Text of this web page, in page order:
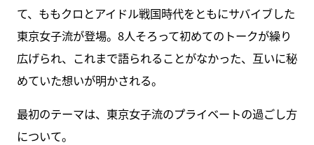
て、ももクロとアイドル戦国時代をともにサバイブした
東京女子流が登場。8人そろって初めてのトークが繰り
広げられ、これまで語られることがなかった、互いに秘
めていた想いが明かされる。
最初のテーマは、東京女子流のプライベートの過ごし方
について。